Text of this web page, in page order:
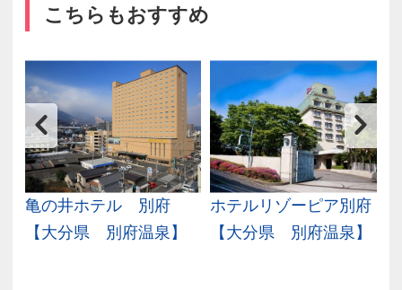
こちらもおすすめ
亀の井ホテル 別府
【大分県 別府温泉】
ホテルリゾーピア別府
【大分県 別府温泉】